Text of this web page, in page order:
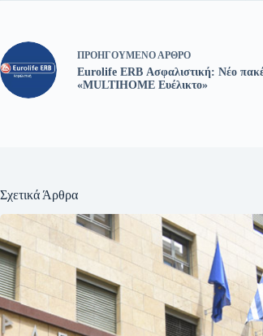
ΠΡΟΗΓΟΎΜΕΝΟΆΡΘΡΟ
Eurolife ERB Ασφαλιστική: Νέο
«MULTIHOME Ευέλικτο»
Σχετικά Άρθρα